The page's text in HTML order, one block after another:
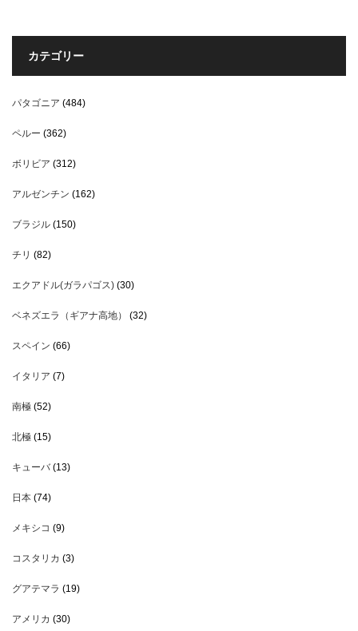
カテゴリー
パタゴニア (484)
ペルー (362)
ボリビア (312)
アルゼンチン (162)
ブラジル (150)
チリ (82)
エクアドル(ガラパゴス) (30)
ベネズエラ（ギアナ高地） (32)
スペイン (66)
イタリア (7)
南極 (52)
北極 (15)
キューバ(13)
日本 (74)
メキシコ (9)
コスタリカ (3)
グアテマラ (19)
アメリカ (30)